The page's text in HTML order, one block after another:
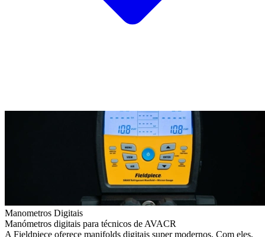
Manometros Digitais
Manómetros digitais para técnicos de AVACR
A Fieldpiece oferece manifolds digitais super modernos. Com eles,